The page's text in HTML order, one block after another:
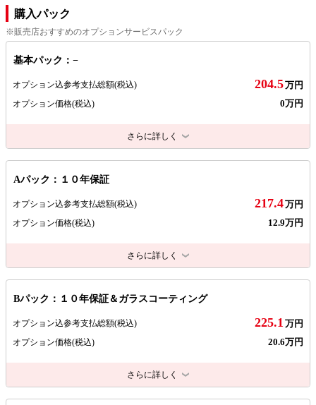
購入パック
※販売店おすすめのオプションサービスパック
基本パック：−
オプション込参考支払総額(税込) 204.5万円
オプション価格(税込) 0万円
さらに詳しく
Aパック：１０年保証
オプション込参考支払総額(税込) 217.4万円
オプション価格(税込) 12.9万円
さらに詳しく
Bパック：１０年保証＆ガラスコーティング
オプション込参考支払総額(税込) 225.1 万円
オプション価格(税込) 20.6万円
さらに詳しく